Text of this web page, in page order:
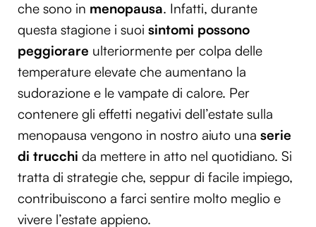
che sono in menopausa. Infatti, durante
questa stagione i suoi sintomi possono
peggiorare ulteriormente per colpa delle
temperature elevate che aumentano la
sudorazione e le vampate di calore. Per
contenere gli effetti negativi dell’estate sulla
menopausa vengono in nostro aiuto una serie
di trucchi da mettere in atto nel quotidiano. Si
tratta di strategie che, seppur di facile impiego,
contribuiscono a farci sentire molto meglio e
vivere l’estate appieno.